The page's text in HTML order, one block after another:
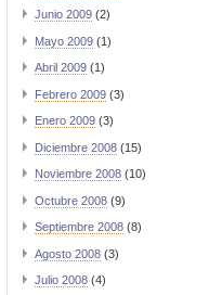
Junio 2009 (2)
Mayo 2009 (1)
Abril 2009 (1)
Febrero 2009 (3)
Enero 2009 (3)
Diciembre 2008 (15)
Noviembre 2008 (10)
Octubre 2008 (9)
Septiembre 2008 (8)
Agosto 2008 (3)
Julio 2008 (4)